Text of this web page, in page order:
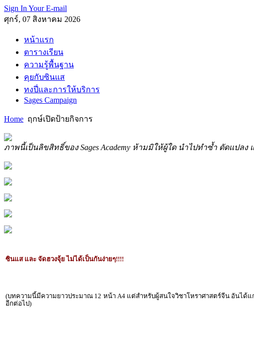
Sign In Your E-mail
ศุกร์, 07 สิงหาคม 2026
หน้าแรก
ตารางเรียน
ความรู้พื้นฐาน
คุยกับซินแส
ทงปี่และการให้บริการ
Sages Campaign
Home ฤกษ์เปิดป้ายกิจการ
ภาพนี้เป็นลิขสิทธิ์ของ Sages Academy ห้ามมิให้ผู้ใด นำไปทำซ้ำ ดัดแปล
ซินแส และ จัดฮวงจุ้ย ไม่ได้เป็นกันง่ายๆ!!!!
(บทความนี้มีความยาวประมาณ 12 หน้า A4 แต่สำหรับผู้สนใจวิชาโหราศาสตร์จีน อันไ
อีกต่อไป)